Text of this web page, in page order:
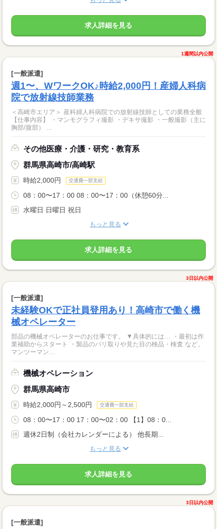
求人詳細を見る
1週間以内公開
[一般派遣]
週1〜、WワークOK♪時給2,000円！産婦人科病
院で放射線技師業務
＜高崎市エリア＞ 産科婦人科病院での放射線技師としての業務全般
【仕事内容】 ・マンモグラフィ撮影 ・デキサ撮影 ・一般撮影（主に
胸部/腹部） ...
その他医療・介護・研究・教育系
群馬県高崎市/高崎駅
時給2,000円 交通費一部支給
08：00〜17：00 08：00〜17：00（休憩60分...
水曜日 日曜日 祝日
もっと見る
求人詳細を見る
3日以内公開
[一般派遣]
未経験OKで正社員登用あり！高崎市で働く機
械オペレーター
部品の機械オペレーターのお仕事です。 ▼具体的には… ・最初は作
業補助からスタート ・製品のバリ取りや見た目の検品・検査 など。
マンツーマン...
機械オペレーション
群馬県高崎市
時給2,000円～2,500円 交通費一部支給
08：00〜17：00 17：00〜02：00 【1】08：0...
週休2日制（会社カレンダーによる） 他長期...
もっと見る
求人詳細を見る
3日以内公開
[一般派遣]